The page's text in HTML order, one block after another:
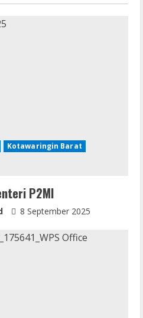
Kotawaringin Barat
P2MI
8 September 2025